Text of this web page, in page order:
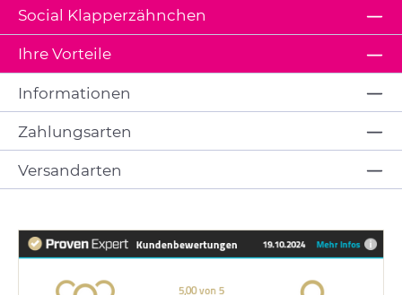
Ihre Vorteile
Social Klapperzähnchen
Informationen
Zahlungsarten
Versandarten